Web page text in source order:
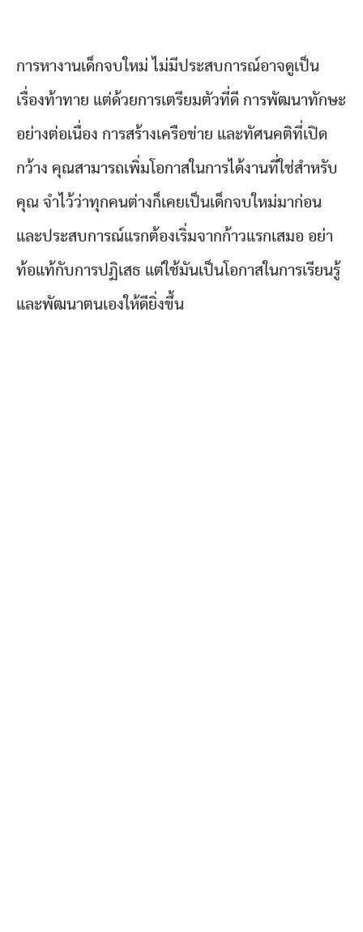
การหางานเด็กจบใหม่ ไม่มีประสบการณ์อาจดูเป็น
เรื่องท้าทาย แต่ด้วยการเตรียมตัวที่ดี การพัฒนาทักษะ
อย่างต่อเนื่อง การสร้างเครือข่าย และทัศนคติที่เปิด
กว้าง คุณสามารถเพิ่มโอกาสในการได้งานที่ใช่สำหรับ
คุณ จำไว้ว่าทุกคนต่างก็เคยเป็นเด็กจบใหม่มาก่อน
และประสบการณ์แรกต้องเริ่มจากก้าวแรกเสมอ อย่า
ท้อแท้กับการปฏิเสธ แต่ใช้มันเป็นโอกาสในการเรียนรู้
และพัฒนาตนเองให้ดียิ่งขึ้น